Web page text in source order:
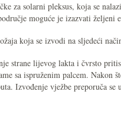
za solarni pleksus, koja se
moguće je izazvati željeni
koja se izvodi na sljedeći
strane lijevog lakta i čvrsto
sa ispruženim palcem. Nakon
Izvođenje vježbe preporuča